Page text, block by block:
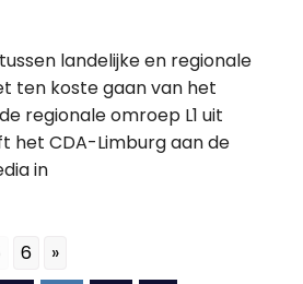
landelijke en regionale
ten koste gaan van het
regionale omroep L1 uit
het CDA-Limburg aan de
in
6 »